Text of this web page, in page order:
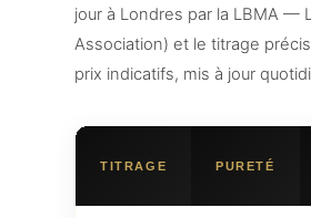
jour à Londres par la LBMA —
Association) et le titrage
prix indicatifs, mis à jour
TITRAGE PURETÉ